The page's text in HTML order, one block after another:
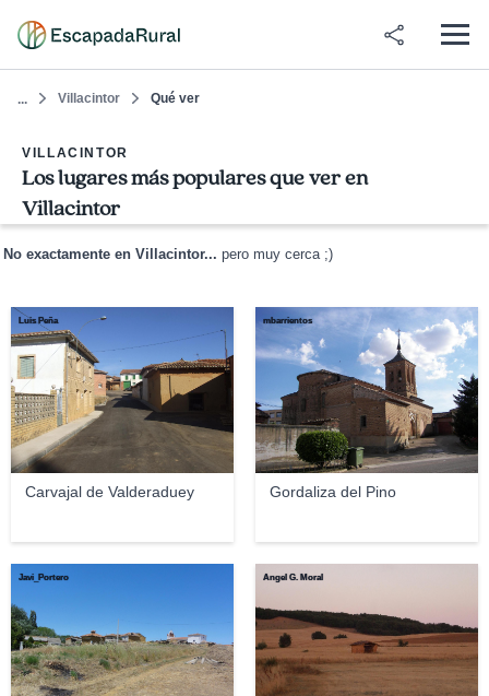
... Villacintor Qué ver
VILLACINTOR
Los lugares más populares que ver en
Villacintor
No exactamente en Villacintor... pero muy cerca ;)
Carvajal de Valderaduey
Luis Peña
Gordaliza del Pino
mbarrientos
Javi_Portero Angel G. Moral